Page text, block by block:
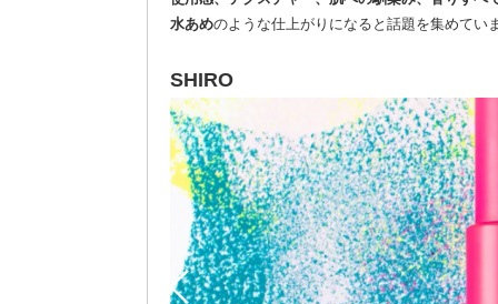
水あめのような仕上がりになると話題を集めてい
SHIRO